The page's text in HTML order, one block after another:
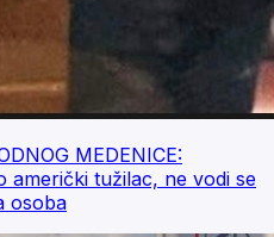
MEDENICE:
američki tužilac, ne vodi se
osoba